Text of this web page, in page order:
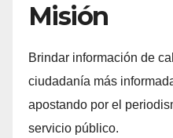
Misión
Brindar información de
ciudadanía más
apostando por el
servicio público.